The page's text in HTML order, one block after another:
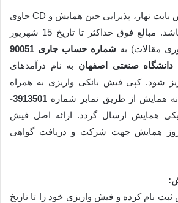
هزینه ثبت نام در همایش بابت نهار، پذیرایی حین همایش و CD حاوی
مجموعه مقالات می باشد. مبالغ فوق حداکثر تا تاریخ 15 شهریور
شماره حساب جاری 90051
دانشگاه صنعتی اصفهان به نام درآمدهای
شود. کپی فیش بانکی واریزی به همراه
همایش از طریق نمابر شماره
3913501-
همایش ارسال گردد. ارائه اصل فیش
روز همایش جهت شرکت و دریافت گواهی
نام کرده و فیش واریزی خود را تا تاریخ